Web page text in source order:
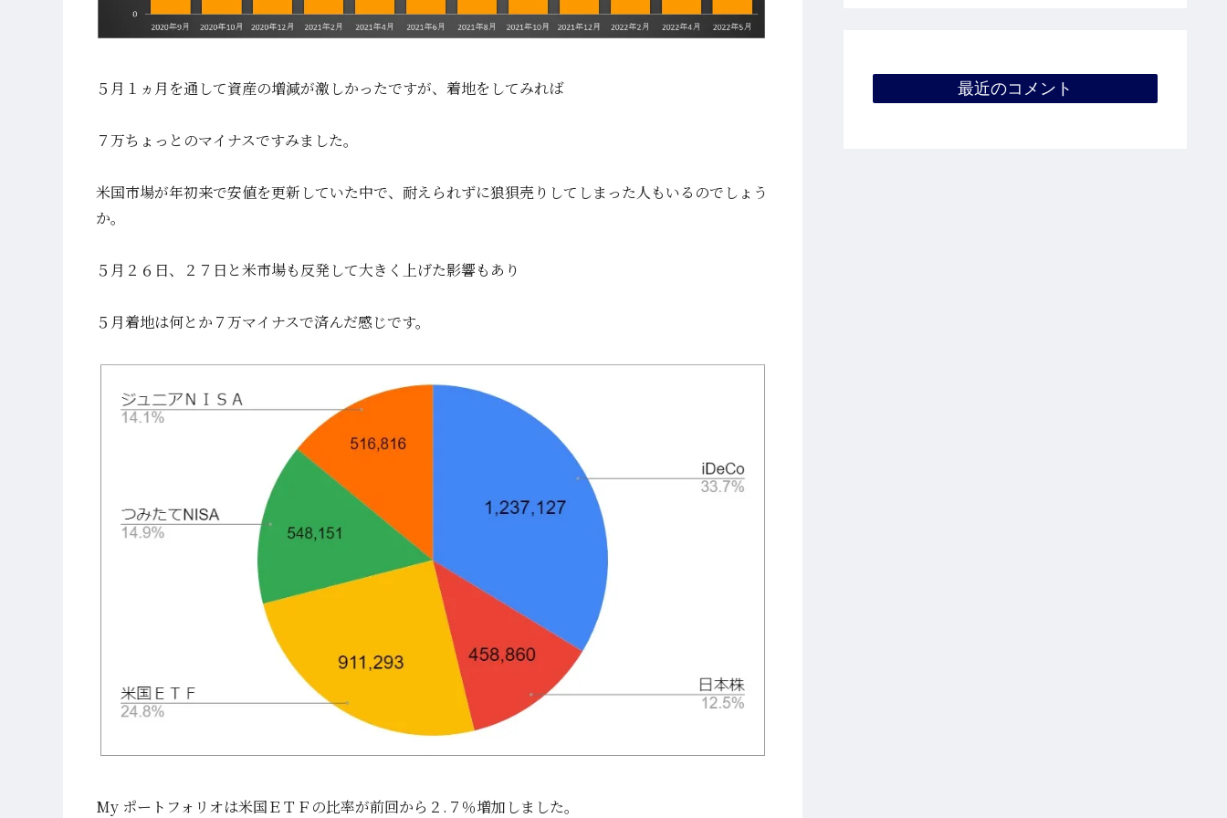
５月１ヵ月を通して資産の増減が激しかったですが、着地をしてみれば
７万ちょっとのマイナスですみました。
米国市場が年初来で安値を更新していた中で、耐えられずに狼狽売りしてしまった人もいるのでしょう
か。
５月２６日、２７日と米市場も反発して大きく上げた影響もあり
５月着地は何とか７万マイナスで済んだ感じです。
My ポートフォリオは米国ＥＴＦの比率が前回から２.７％増加しました。
最近のコメント